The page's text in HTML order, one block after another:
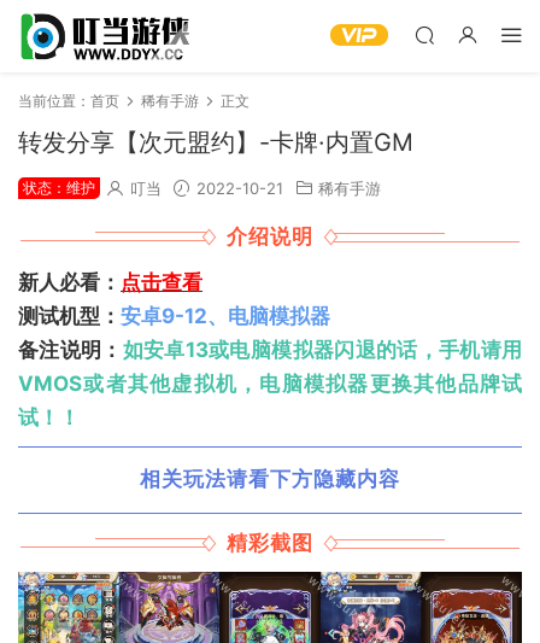
当前位置： 首页 稀有手游 正文
转发分享【次元盟约】-卡牌·内置GM
状态：维护 叮当 2022-10-21 稀有手游
介绍说明
新人必看： 点击查看
测试机型： 安卓9-12、电脑模拟器
备注说明： 如安卓13或电脑模拟器闪退的话，手机请用
VMOS或者其他虚拟机，电脑模拟器更换其他品牌试
试！！
相关玩法请看下方隐藏内容
精彩截图